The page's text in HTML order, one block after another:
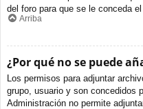
del foro para que se le conceda
Arriba
¿Por qué no se puede
Los permisos para adjuntar
grupo, usuario y son concedidos
Administración no permite